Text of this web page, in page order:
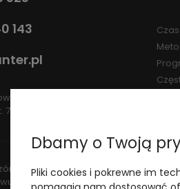
143
pn.-pt 7.30-15.30
15.30
nad obrotem produktami
Wojewódzki Inspektorat
Dbamy o Twoją
Pliki cookies i pokrewne im